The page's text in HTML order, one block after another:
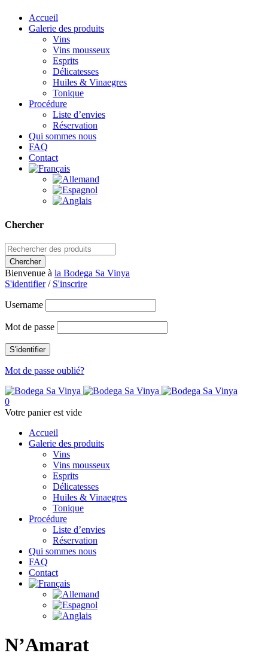
Accueil
Galerie des produits
Vins
Vins mousseux
Esprits
Délicatesses
Huiles & Vinaegres
Tonique
Procédure
Liste d’envies
Réservation
Qui sommes nous
FAQ
Contact
Chercher
Bienvenue à la Bodega Sa Vinya
S'identifier/ S'inscrire
Username
Mot de passe
Mot de passe oublié?
0
Votre panier est vide
Accueil
Galerie des produits
Vins
Vins mousseux
Esprits
Délicatesses
Huiles & Vinaegres
Tonique
Procédure
Liste d’envies
Réservation
Qui sommes nous
FAQ
Contact
N’Amarat